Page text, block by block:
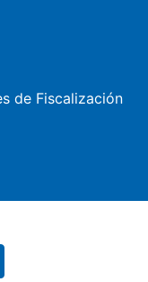
de Fiscalización